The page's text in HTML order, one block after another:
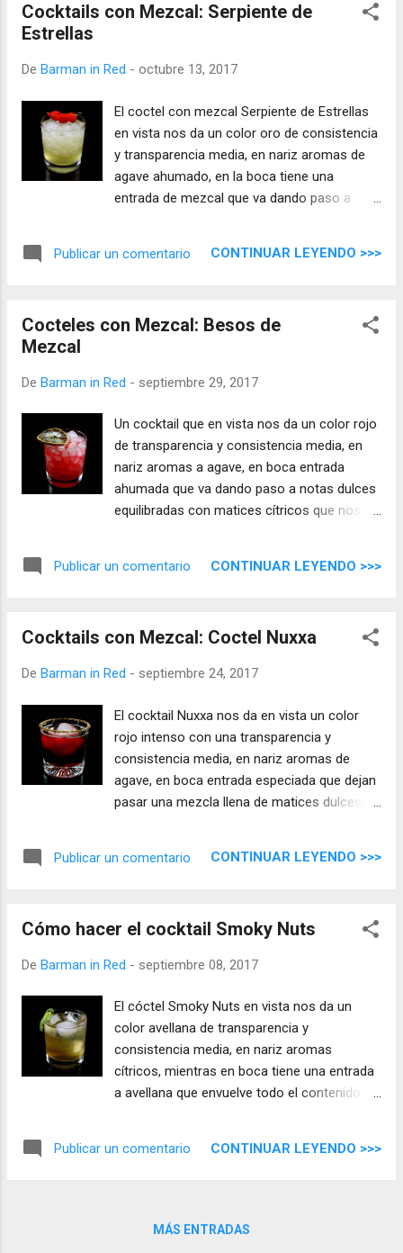
Cocktails con Mezcal: Serpiente de
Estrellas
De Barman in Red - octubre 13, 2017
El coctel con mezcal Serpiente de Estrellas
en vista nos da un color oro de consistencia
y transparencia media, en nariz aromas de
agave ahumado, en la boca tiene una
entrada de mezcal que va dando paso a
Publicar un comentario CONTINUAR LEYENDO >>>
Cocteles con Mezcal: Besos de
Mezcal
De Barman in Red - septiembre 29, 2017
Un cocktail que en vista nos da un color rojo
de transparencia y consistencia media, en
nariz aromas a agave, en boca entrada
ahumada que va dando paso a notas dulces
equilibradas con matices cítricos que nos
Publicar un comentario CONTINUAR LEYENDO >>>
Cocktails con Mezcal: Coctel Nuxxa
De Barman in Red - septiembre 24, 2017
El cocktail Nuxxa nos da en vista un color
rojo intenso con una transparencia y
consistencia media, en nariz aromas de
agave, en boca entrada especiada que dejan
pasar una mezcla llena de matices dulces,
Publicar un comentario CONTINUAR LEYENDO >>>
Cómo hacer el cocktail Smoky Nuts
De Barman in Red - septiembre 08, 2017
El cóctel Smoky Nuts en vista nos da un
color avellana de transparencia y
consistencia media, en nariz aromas
cítricos, mientras en boca tiene una entrada
a avellana que envuelve todo el contenido
un final largo y excepcional.
Publicar un comentario CONTINUAR LEYENDO >>>
MÁS ENTRADAS